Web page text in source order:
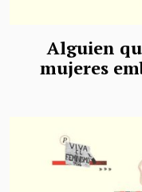
Alguien
mujeres